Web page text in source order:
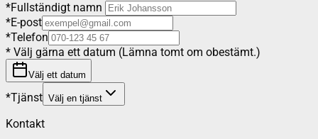
*Fullständigt namn
*E-post
*Telefon
* Välj gärna ett datum (Lämna tomt om obestämt.)
Välj ett datum
*Tjänst Välj en tjänst
Kontakt